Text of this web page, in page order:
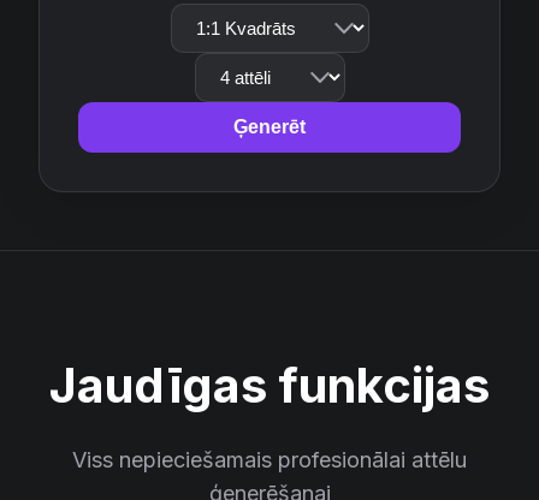
Ģenerēt
Jaudīgas funkcijas
Viss nepieciešamais profesionālai attēlu
ģenerēšanai